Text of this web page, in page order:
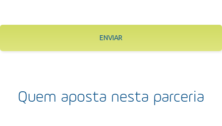
ENVIAR
Quem aposta nesta parceria